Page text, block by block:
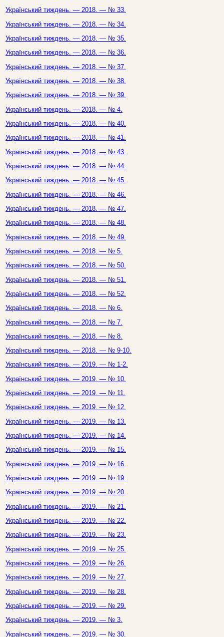
Український тиждень. — 2018. — № 33.
Український тиждень. — 2018. — № 34.
Український тиждень. — 2018. — № 35.
Український тиждень. — 2018. — № 36.
Український тиждень. — 2018. — № 37.
Український тиждень. — 2018. — № 38.
Український тиждень. — 2018. — № 39.
Український тиждень. — 2018. — № 4.
Український тиждень. — 2018. — № 40.
Український тиждень. — 2018. — № 41.
Український тиждень. — 2018. — № 43.
Український тиждень. — 2018. — № 44.
Український тиждень. — 2018. — № 45.
Український тиждень. — 2018. — № 46.
Український тиждень. — 2018. — № 47.
Український тиждень. — 2018. — № 48.
Український тиждень. — 2018. — № 49.
Український тиждень. — 2018. — № 5.
Український тиждень. — 2018. — № 50.
Український тиждень. — 2018. — № 51.
Український тиждень. — 2018. — № 52.
Український тиждень. — 2018. — № 6.
Український тиждень. — 2018. — № 7.
Український тиждень. — 2018. — № 8.
Український тиждень. — 2018. — № 9-10.
Український тиждень. — 2019. — № 1-2.
Український тиждень. — 2019. — № 10.
Український тиждень. — 2019. — № 11.
Український тиждень. — 2019. — № 12.
Український тиждень. — 2019. — № 13.
Український тиждень. — 2019. — № 14.
Український тиждень. — 2019. — № 15.
Український тиждень. — 2019. — № 16.
Український тиждень. — 2019. — № 19.
Український тиждень. — 2019. — № 20.
Український тиждень. — 2019. — № 21.
Український тиждень. — 2019. — № 22.
Український тиждень. — 2019. — № 23.
Український тиждень. — 2019. — № 25.
Український тиждень. — 2019. — № 26.
Український тиждень. — 2019. — № 27.
Український тиждень. — 2019. — № 28.
Український тиждень. — 2019. — № 29.
Український тиждень. — 2019. — № 3.
Український тиждень. — 2019. — № 30.